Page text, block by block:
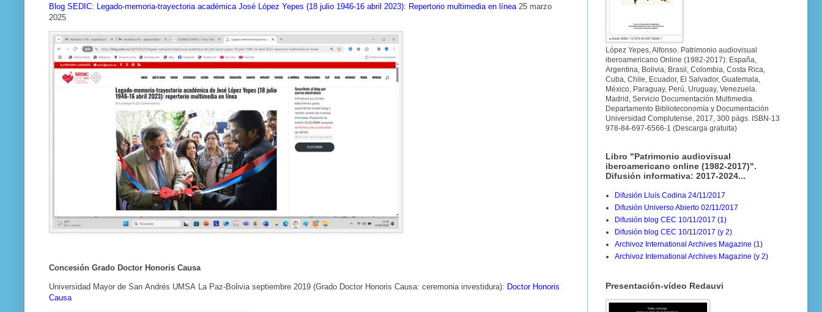
Blog SEDIC: Legado-memoria-trayectoria académica José López Yepes (18 julio 1946-16 abril 2023): Repertorio multimedia en línea 25 marzo
2025
Concesión Grado Doctor Honoris Causa
Universidad Mayor de San Andrés UMSA La Paz-Bolivia septiembre 2019 (Grado Doctor Honoris Causa: ceremonia investidura): Doctor Honoris
Causa
López Yepes, Alfonso. Patrimonio audiovisual
iberoamericano Online (1982-2017): España,
Argentina, Bolivia, Brasil, Colombia, Costa Rica,
Cuba, Chile, Ecuador, El Salvador, Guatemala,
México, Paraguay, Perú, Uruguay, Venezuela.
Madrid, Servicio Documentación Multimedia.
Departamento Biblioteconomía y Documentación
Universidad Complutense, 2017, 300 págs. ISBN-13
978-84-697-6566-1 (Descarga gratuita)
Libro "Patrimonio audiovisual
iberoamericano online (1982-2017)".
Difusión informativa: 2017-2024...
Difusión Lluís Codina 24/11/2017
Difusión Universo Abierto 02/11/2017
Difusión blog CEC 10/11/2017 (1)
Difusión blog CEC 10/11/2017 (y 2)
Archivoz International Archives Magazine (1)
Archivoz International Archives Magazine (y 2)
Presentación-vídeo Redauvi